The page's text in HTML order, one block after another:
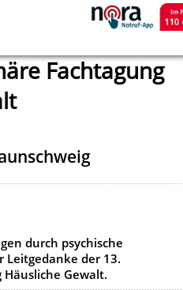
Fachtagung
durch psychische
Leitgedanke der 13.
Gewalt.